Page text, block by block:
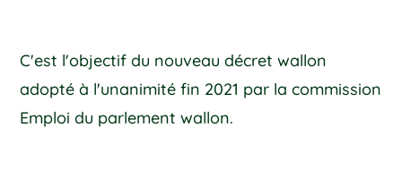
C'est l'objectif du nouveau décret wallon
adopté à l'unanimité fin 2021 par la commission
Emploi du parlement wallon.